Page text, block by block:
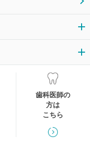
歯科医師の
方は
こちら